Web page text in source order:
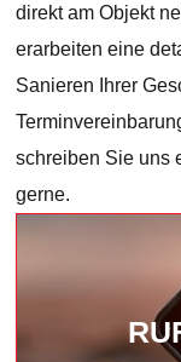
direkt am Objekt
erarbeiten eine
Sanieren Ihrer
schreiben Sie uns
gerne.